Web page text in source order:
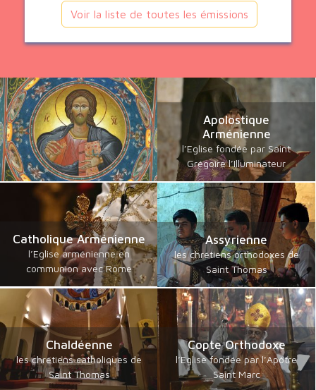
Voir la liste de toutes les émissions
Apolostique
Arménienne
l’Eglise fondée par Saint
Grégoire l’Illuminateur
Catholique Arménienne
l’Eglise arménienne en
communion avec Rome
Assyrienne
les chrétiens orthodoxes de
Saint Thomas
Chaldéenne
les chrétiens catholiques de
Saint Thomas
Copte Orthodoxe
l’Eglise fondée par l’Apôtre
Saint Marc